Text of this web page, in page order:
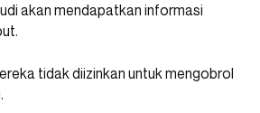
akan mendapatkan informasi
tidak diizinkan untuk mengobrol